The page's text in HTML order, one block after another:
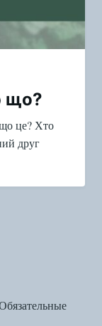
що?
це? Хто
друг